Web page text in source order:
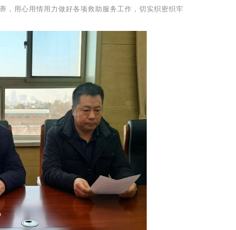
，用心用情用力做好各项救助服务工作，切实织密织牢